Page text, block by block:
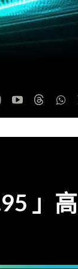
」高